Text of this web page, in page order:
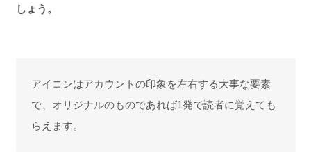
しょう。
アイコンはアカウントの印象を左右する大事な要素
で、オリジナルのものであれば1発で読者に覚えても
らえます。